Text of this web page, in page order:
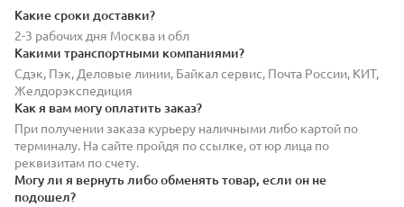
Какие сроки доставки?
2-3 рабочих дня Москва и обл
Какими транспортными компаниями?
Сдэк, Пэк, Деловые линии, Байкал сервис, Почта России, КИТ,
Желдорэкспедиция
Как я вам могу оплатить заказ?
При получении заказа курьеру наличными либо картой по
терминалу. На сайте пройдя по ссылке, от юр лица по
реквизитам по счету.
Могу ли я вернуть либо обменять товар, если он не
подошел?